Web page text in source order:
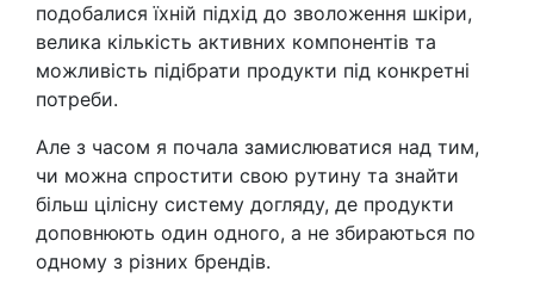
подобалися їхній підхід до зволоження шкіри,
велика кількість активних компонентів та
можливість підібрати продукти під конкретні
потреби.
Але з часом я почала замислюватися над тим,
чи можна спростити свою рутину та знайти
більш цілісну систему догляду, де продукти
доповнюють один одного, а не збираються по
одному з різних брендів.